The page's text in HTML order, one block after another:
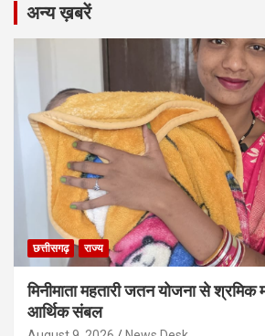
अन्य ख़बरें
छत्तीसगढ़ राज्य
मिनीमाता महतारी जतन योजना से श्रमिक
आर्थिक संबल